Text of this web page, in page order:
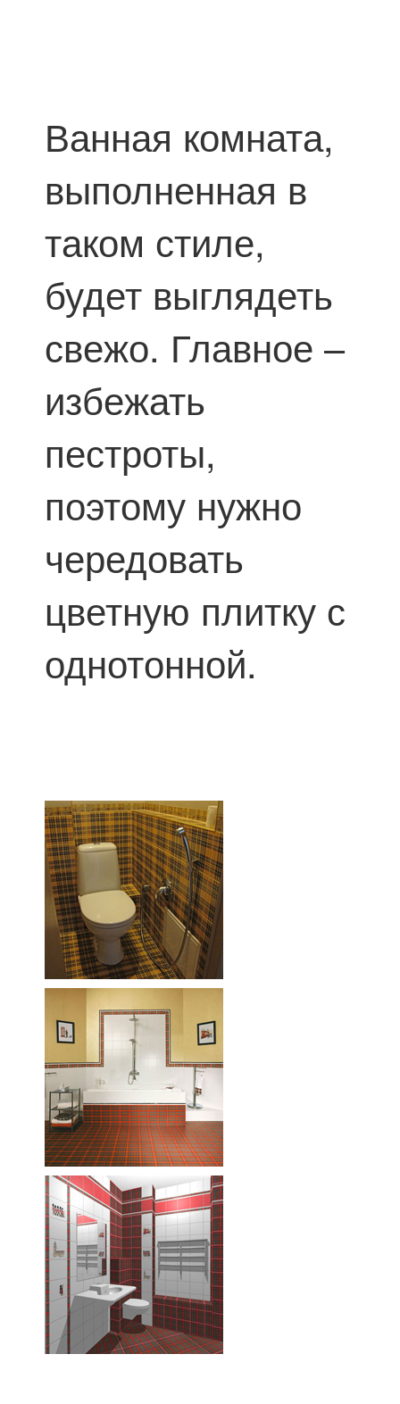
Ванная комната,
выполненная в
таком стиле,
будет выглядеть
свежо. Главное –
избежать
пестроты,
поэтому нужно
чередовать
цветную плитку с
однотонной.